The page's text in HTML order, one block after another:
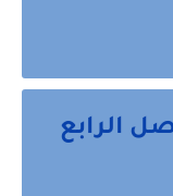
الرابع